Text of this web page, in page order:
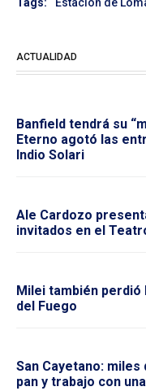
ACTUALIDAD
Banfield tendrá su
Eterno agotó las
Indio Solari
Ale Cardozo
invitados en el
Milei también perdió
del Fuego
San Cayetano:
pan y trabajo con